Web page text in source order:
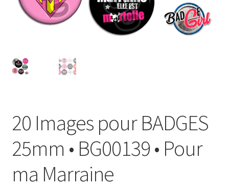
Wishlist
Politique de Confidentialité
Validation de la commande
20 Images pour BADGES
25mm • BG00139 • Pour
ma Marraine